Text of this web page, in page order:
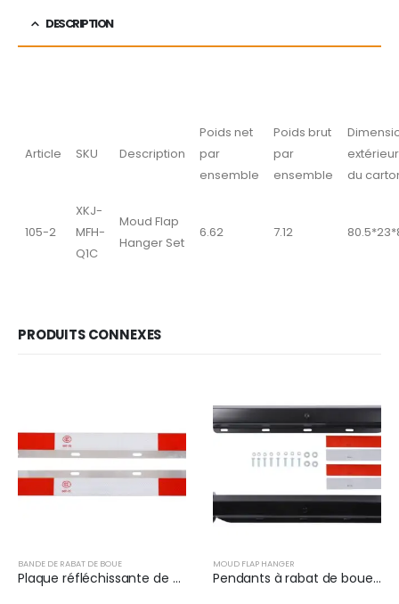
DESCRIPTION
Article SKU Description
Poids net
par
ensemble
Poids brut
par
ensemble
du
105-2
XKJ-
MFH-
Q1C
Moud Flap
Hanger Set
6.62 7.12
PRODUITS CONNEXES
BANDE DE RABAT DE BOUE
Plaque réfléchissante de cloche de boue en aluminium pour semi-camion | XKJ-MFS-S24AL
MOUD FLAP HANGER
Pendants à rabat de boue noir (paire) | XKJ-MFH-02-1/8